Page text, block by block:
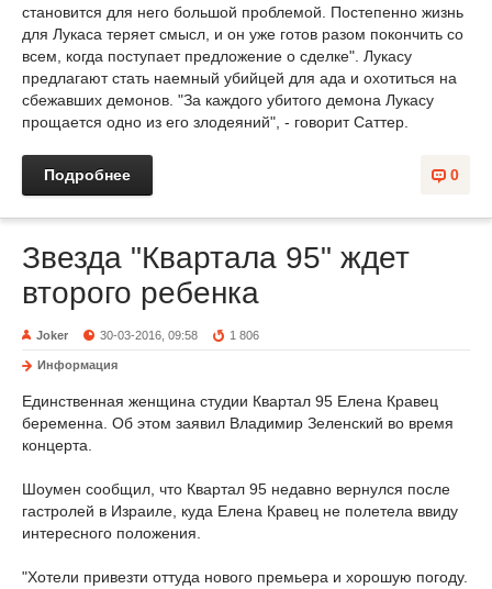
становится для него большой проблемой. Постепенно жизнь
для Лукаса теряет смысл, и он уже готов разом покончить со
всем, когда поступает предложение о сделке". Лукасу
предлагают стать наемный убийцей для ада и охотиться на
сбежавших демонов. "За каждого убитого демона Лукасу
прощается одно из его злодеяний", - говорит Саттер.
0
Подробнее
Звезда "Квартала 95" ждет
второго ребенка
Joker 30-03-2016, 09:58 1 806
Информация
Единственная женщина студии Квартал 95 Елена Кравец
беременна. Об этом заявил Владимир Зеленский во время
концерта.
Шоумен сообщил, что Квартал 95 недавно вернулся после
гастролей в Израиле, куда Елена Кравец не полетела ввиду
интересного положения.
"Хотели привезти оттуда нового премьера и хорошую погоду.